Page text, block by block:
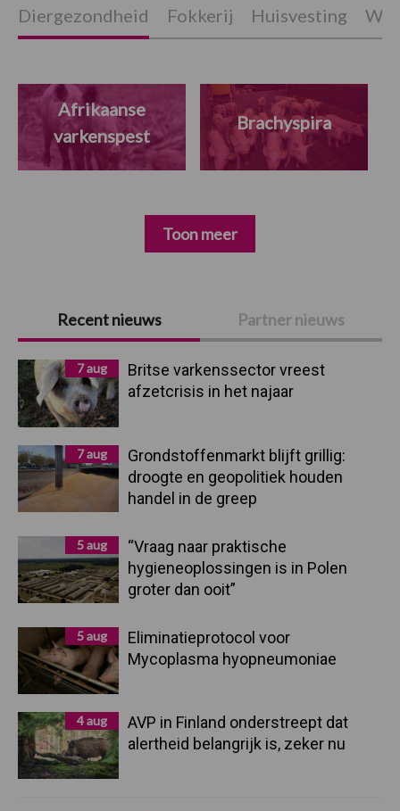
Primaire
Sidebar
Recent nieuws Partner nieuws
7 aug
Britse varkenssector vreest
afzetcrisis in het najaar
7 aug
Grondstoffenmarkt blijft grillig:
droogte en geopolitiek houden
handel in de greep
5 aug
“Vraag naar praktische
hygieneoplossingen is in Polen
groter dan ooit”
5 aug
Eliminatieprotocol voor
Mycoplasma hyopneumoniae
4 aug
AVP in Finland onderstreept dat
alertheid belangrijk is, zeker nu
Diergezondheid Fokkerij Huisvesting
Afrikaanse
varkenspest
Brachyspira
Toon meer